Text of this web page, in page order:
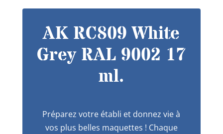
AK RC809 White
Grey RAL 9002 17
ml.
Préparez votre établi et donnez vie à
vos plus belles maquettes ! Chaque